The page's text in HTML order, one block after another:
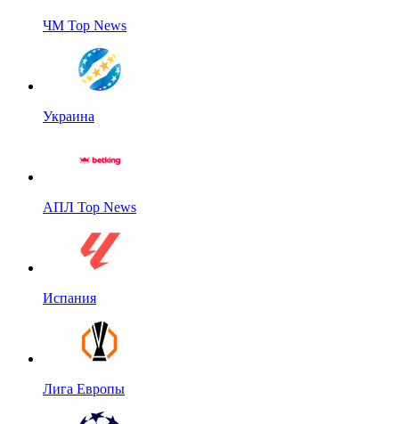
ЧМ Top News
Украина
АПЛ Top News
Испания
Лига Европы